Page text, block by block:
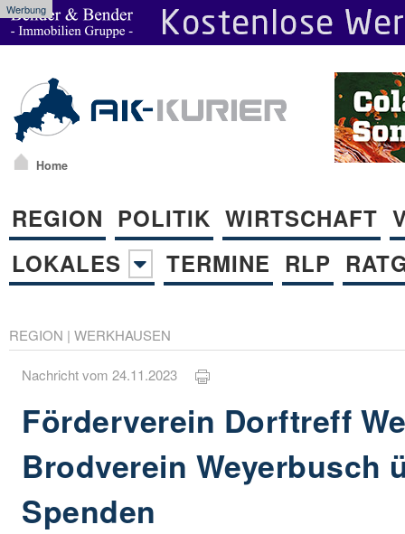
Werbung
Home
REGION POLITIK WIRTSCHAFT
LOKALES
TERMINE RLP
REGION | WERKHAUSEN
Nachricht vom 24.11.2023
Förderverein Dorftreff
Brodverein Weyerbusch
Spenden